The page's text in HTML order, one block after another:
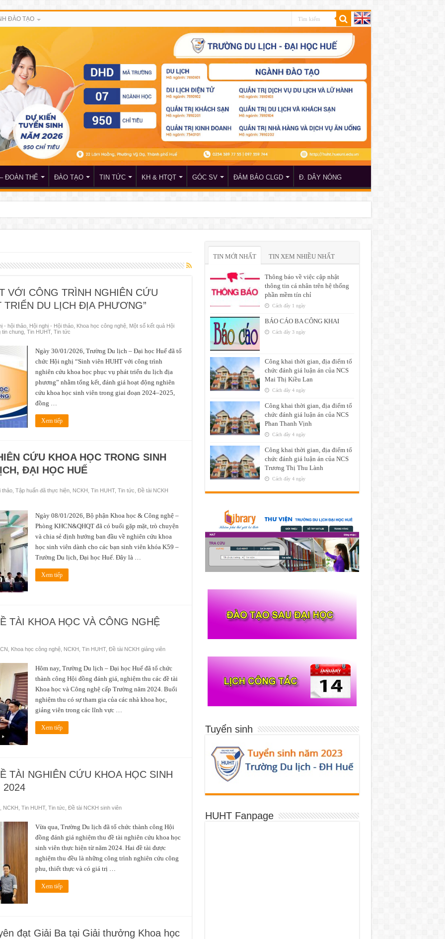
ĐÀO TẠO
ĐOÀN THỂ ĐÀO TẠO TIN TỨC KH & HTQT GÓC SV ĐẢM BẢO CLGD Đ. DÂY NÓNG
nhận học bổng của doanh nhân Lê Xuân Hoàng và Hội đồng hương Huế tại TP Hồ Chí Minh
VỚI CÔNG TRÌNH NGHIÊN CỨU
TRIỂN DU LỊCH ĐỊA PHƯƠNG”
- hội thảo, Hội nghị - Hội thảo, Khoa học công nghệ, Một số kết quả Hội
tin chung, Tin HUHT, Tin tức
Ngày 30/01/2026, Trường Du lịch – Đại học Huế đã tổ
chức Hội nghị “Sinh viên HUHT với công trình
nghiên cứu khoa học phục vụ phát triển du lịch địa
phương” nhằm tổng kết, đánh giá hoạt động nghiên
cứu khoa học sinh viên trong giai đoạn 2024–2025,
đồng …
Xem tiếp
CỨU KHOA HỌC TRONG SINH
ĐẠI HỌC HUẾ
thảo, Tập huấn đã thực hiện, NCKH Tin HUHT, Tin tức Đề tài NCKH
Ngày 08/01/2026, Bộ phận Khoa học & Công nghệ –
Phòng KHCN&QHQT đã có buổi gặp mặt, trò chuyện
và chia sẻ định hướng ban đầu về nghiên cứu khoa
học sinh viên dành cho các bạn sinh viên khóa K59 –
Trường Du lịch, Đại học Huế. Đây là …
Xem tiếp
TÀI KHOA HỌC VÀ CÔNG NGHỆ
Khoa học công nghệ, NCKH Tin HUHT, Đề tài NCKH giảng viên
Hôm nay, Trường Du lịch – Đại học Huế đã tổ chức
thành công Hội đồng đánh giá, nghiệm thu các đề tài
Khoa học và Công nghệ cấp Trường năm 2024. Buổi
nghiệm thu có sự tham gia của các nhà khoa học,
giảng viên trong các lĩnh vực …
Xem tiếp
TÀI NGHIÊN CỨU KHOA HỌC SINH
2024
NCKH Tin HUHT, Tin tức Đề tài NCKH sinh viên
Vừa qua, Trường Du lịch đã tổ chức thành công Hội
đồng đánh giá nghiệm thu đề tài nghiên cứu khoa học
sinh viên thực hiện từ năm 2024. Hai đề tài được
nghiệm thu đều là những công trình nghiên cứu công
phu, thiết thực và có giá trị …
Xem tiếp
đạt Giải Ba tại Giải thưởng Khoa học
TIN MỚI NHẤT TIN XEM NHIỀU NHẤT
Thông báo về việc cập nhật
thông tin cá nhân trên hệ thống
phần mềm tín chỉ
Cách đây 1 ngày
BÁO CÁO BA CÔNG KHAI
Cách đây 3 ngày
Công khai thời gian, địa điểm tổ
chức đánh giá luận án của NCS
Mai Thị Kiều Lan
Cách đây 4 ngày
Công khai thời gian, địa điểm tổ
chức đánh giá luận án của NCS
Phan Thanh Vịnh
Cách đây 4 ngày
Công khai thời gian, địa điểm tổ
chức đánh giá luận án của NCS
Trương Thị Thu Lành
Cách đây 4 ngày
Tuyển sinh
HUHT Fanpage